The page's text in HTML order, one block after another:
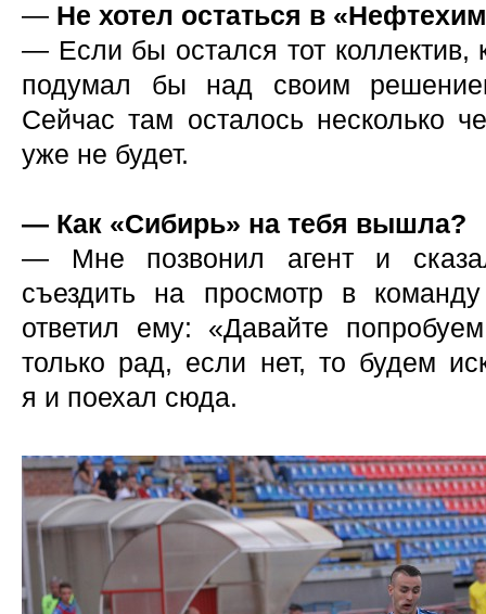
— Не хотел остаться в
— Если бы остался тот коллектив,
подумал бы над своим
Сейчас там осталось несколько
уже не будет.
— Как «Сибирь» на тебя вышла?
— Мне позвонил агент и
съездить на просмотр в
ответил ему: «Давайте
только рад, если нет, то будем
я и поехал сюда.